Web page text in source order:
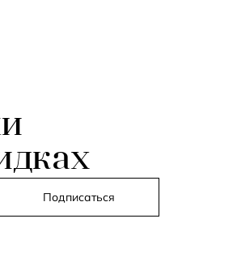
Подписаться